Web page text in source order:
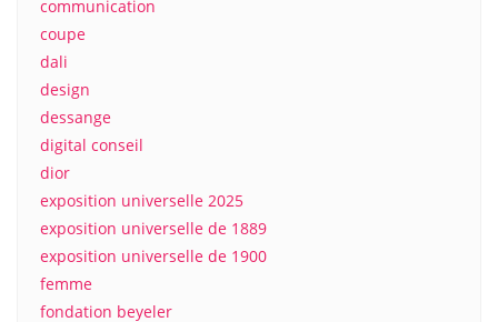
communication
coupe
dali
design
dessange
digital conseil
dior
exposition universelle 2025
exposition universelle de 1889
exposition universelle de 1900
femme
fondation beyeler